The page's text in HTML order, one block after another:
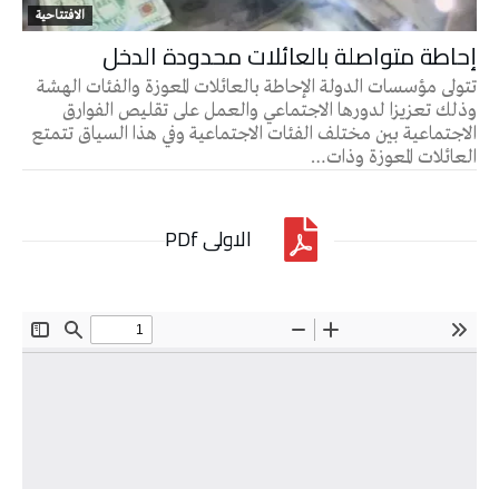
الافتتاحية
إحاطة متواصلة بالعائلات محدودة الدخل
تتولى مؤسسات الدولة الإحاطة بالعائلات المعوزة والفئات الهشة
وذلك تعزيزا لدورها الاجتماعي والعمل على تقليص الفوارق
الاجتماعية بين مختلف الفئات الاجتماعية وفي هذا السياق تتمتع
العائلات المعوزة وذات…
الاولى PDf